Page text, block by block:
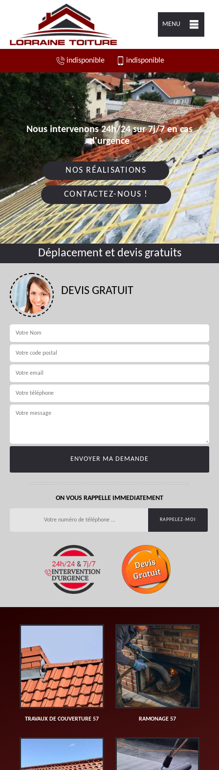
MENU
indisponible indisponible
Nous intervenons 24h/24 sur 7j/7 en cas
d'urgence
NOS RÉALISATIONS
CONTACTEZ-NOUS !
Déplacement et devis gratuits
DEVIS GRATUIT
ON VOUS RAPPELLE IMMEDIATEMENT
TRAVAUX DE COUVERTURE 57 RAMONAGE 57